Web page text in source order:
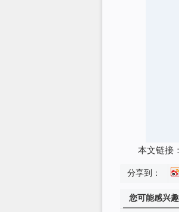
本文链接：
分享到：
您可能感兴